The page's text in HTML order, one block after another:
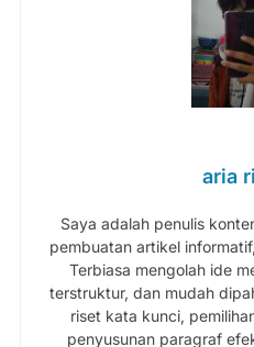
aria
Saya adalah penulis
pembuatan artikel
Terbiasa mengolah ide
terstruktur, dan mudah
riset kata kunci,
penyusunan paragraf